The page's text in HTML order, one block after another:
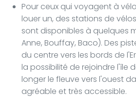
Pour ceux qui voyagent à
louer un, des stations de
sont disponibles à quelques
Anne, Bouffay, Baco). Des
du centre vers les bords de
la possibilité de rejoindre l'île
longer le fleuve vers l'ouest
agréable et très accessible.